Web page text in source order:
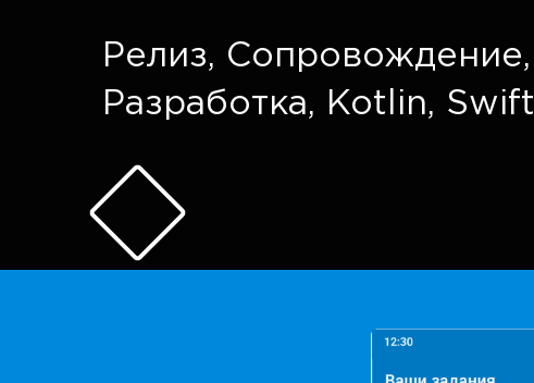
Релиз, Сопровождение,
Разработка, Kotlin, Swift